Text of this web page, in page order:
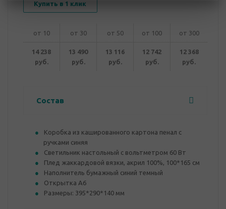
Купить в 1 клик
от 10 от 30 от 50 от 100 от 300
14 238
руб.
13 490
руб.
13 116
руб.
12 742
руб.
12 368
руб.
Состав
Коробка из кашированного картона пенал с
ручками синяя
Светильник настольный с вольтметром 60 Вт
Плед жаккардовой вязки, акрил 100%, 100*165 см
Наполнитель бумажный синий темный
Открытка А6
Размеры: 395*290*140 мм